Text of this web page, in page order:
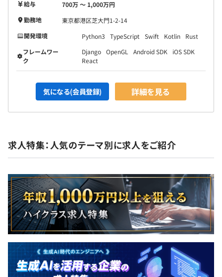
給与
700万 〜 1,000万円
勤務地
東京都港区芝大門1-2-14
開発環境
Python3 TypeScript Swift Kotlin
Rust
フレームワー
ク
Django OpenGL Android SDK
iOS SDK
React
気になる(会員登録) 詳細を見る
求人特集：人気のテーマ別に求人をご紹介